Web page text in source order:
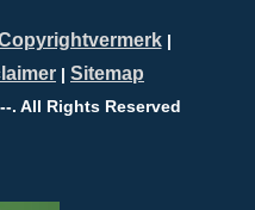
|
| Sitemap
. All Rights Reserved